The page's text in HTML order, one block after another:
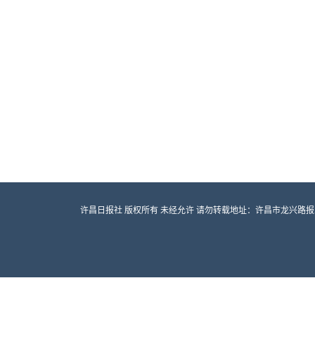
许昌日报社 版权所有 未经允许 请勿转载地址：许昌市龙兴路